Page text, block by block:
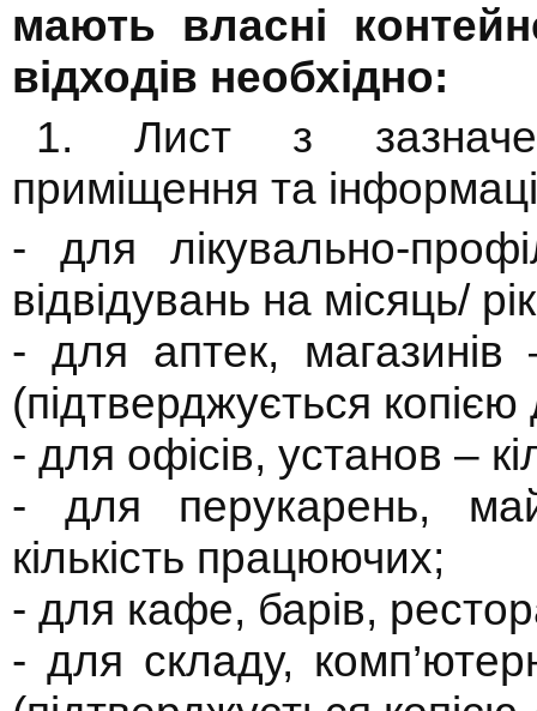
мають власні
відходів необхідно:
1. Лист з
приміщення та
- для лікувально-
відвідувань на місяць/
- для аптек,
(підтверджується
- для офісів, установ –
- для перукарень,
кількість працюючих;
- для кафе, барів,
- для складу,